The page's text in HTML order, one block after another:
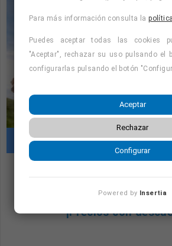
Experiencia en energía, inmobiliaria o
consumo.
Cursos con prácticas
consulta la oferta
¡Precios con
Para más información consulta la
Puedes aceptar todas las cookies
"Aceptar", rechazar su uso pulsando el
configurarlas pulsando el botón
Aceptar
Rechazar
Configurar
Powered by Insertia